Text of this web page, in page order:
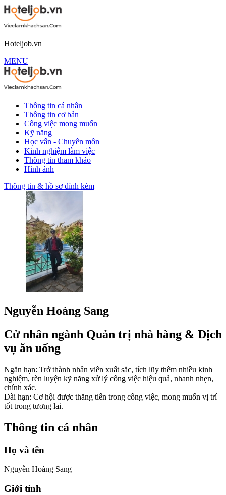
Hoteljob.vn
MENU
Thông tin cá nhân
Thông tin cơ bản
Công việc mong muốn
Kỹ năng
Học vấn - Chuyên môn
Kinh nghiệm làm việc
Thông tin tham khảo
Hình ảnh
Thông tin & hồ sơ đính kèm
Nguyễn Hoàng Sang
Cử nhân ngành Quản trị nhà hàng & Dịch
vụ ăn uống
Ngắn hạn: Trở thành nhân viên xuất sắc, tích lũy thêm nhiều kinh
nghiệm, rèn luyện kỹ năng xử lý công việc hiệu quả, nhanh nhẹn,
chính xác.
Dài hạn: Cơ hội được thăng tiến trong công việc, mong muốn vị trí
tốt trong tương lai.
Thông tin cá nhân
Họ và tên
Nguyễn Hoàng Sang
Giới tính